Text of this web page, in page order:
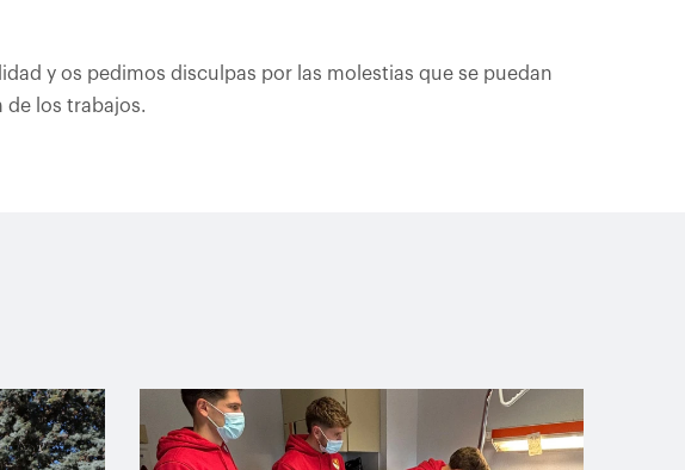
y os pedimos disculpas por las molestias que se puedan
de los trabajos.